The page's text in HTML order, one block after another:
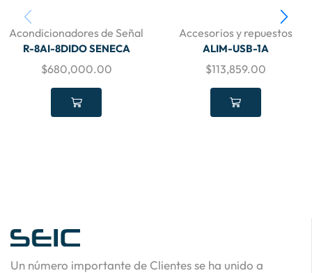
Acondicionadores de Señal
R-8AI-8DIDO SENECA
$680,000.00
Accesorios y repuestos
ALIM-USB-1A
$113,859.00
Un número importante de Clientes se ha unido a